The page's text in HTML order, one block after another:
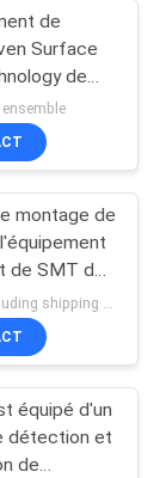
21
de
Surface
de
2500w de
montage de
de SMT de
lots,
$3750 not including shipping MOQ:1 ensemble
équipé d'un
détection et
de